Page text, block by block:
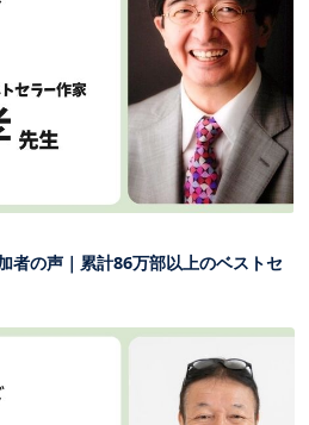
者の声｜累計86万部以上のベストセ